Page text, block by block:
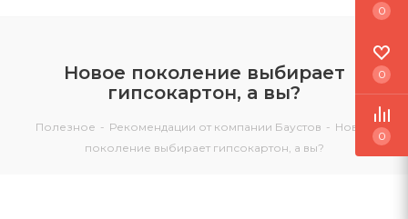
Новое поколение выбирает
гипсокартон, а вы?
Полезное - Рекомендации от компании Баустов - Новое
поколение выбирает гипсокартон, а вы?
0
0
0